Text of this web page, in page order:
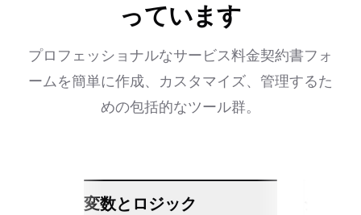
っています
プロフェッショナルなサービス料金契約書フォ
ームを簡単に作成、カスタマイズ、管理するた
めの包括的なツール群。
変数とロジック